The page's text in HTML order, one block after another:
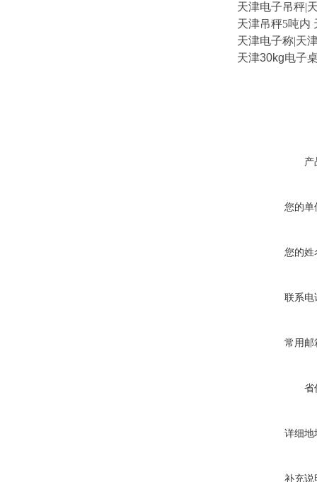
天津电子吊秤|
天津吊秤5吨内
天津电子称|天
天津30kg电子
产
您的单
您的姓
联系电
常用邮
省
详细地
补充说